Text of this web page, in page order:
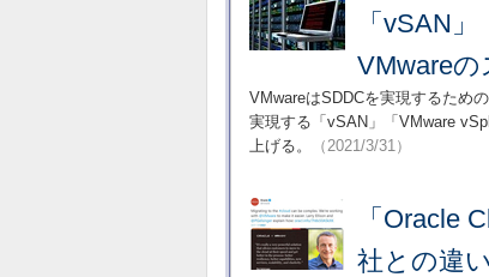
「vSAN
VMware
VMwareはSDDCを実現するため
実現する「vSAN」「VMware
上げる。
（2021/3/31）
「Oracle
社との違